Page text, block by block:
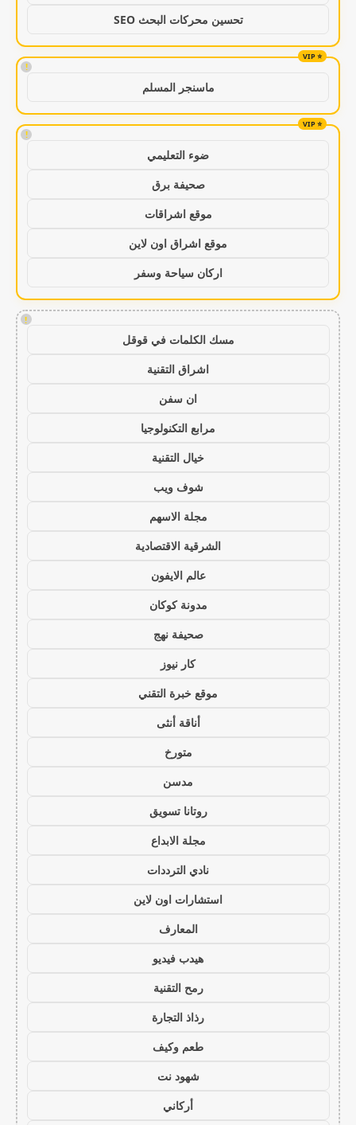
تحسين محركات البحث SEO
!
ماسنجر المسلم
!
ضوء التعليمي
صحيفة برق
موقع اشراقات
موقع اشراق اون لاين
اركان سياحة وسفر
!
مسك الكلمات في قوقل
اشراق التقنية
ان سفن
مرابع التكنولوجيا
خيال التقنية
شوف ويب
مجلة الاسهم
الشرقية الاقتصادية
عالم الايفون
مدونة كوكان
صحيفة نهج
كار نيوز
موقع خبرة التقني
أناقة أنثى
متورخ
مدسن
روتانا تسويق
مجلة الابداع
نادي الترددات
استشارات اون لاين
المعارف
هيدب فيديو
رمح التقنية
رذاذ التجارة
طعم وكيف
شهود نت
أركاني